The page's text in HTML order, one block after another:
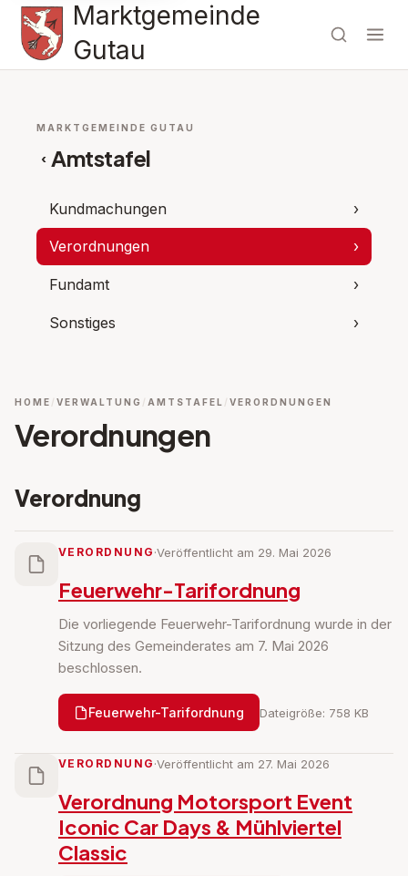
Marktgemeinde
Gutau
MARKTGEMEINDE GUTAU
‹ Amtstafel
Kundmachungen ›
Verordnungen ›
Fundamt ›
Sonstiges ›
HOME VERWALTUNG AMTSTAFEL VERORDNUNGEN
Verordnungen
Verordnung
VERORDNUNG ·Veröffentlicht am 29. Mai 2026
Feuerwehr-Tarifordnung
Die vorliegende Feuerwehr-Tarifordnung wurde in der
Sitzung des Gemeinderates am 7. Mai 2026
beschlossen.
Feuerwehr-Tarifordnung Dateigröße: 758 KB
VERORDNUNG ·Veröffentlicht am 27. Mai 2026
Verordnung Motorsport Event
Iconic Car Days & Mühlviertel
Classic